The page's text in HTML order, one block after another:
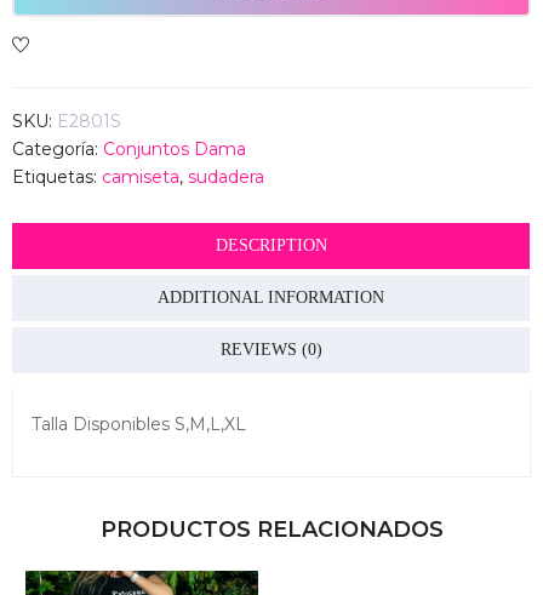
SKU: E2801S
Categoría: Conjuntos Dama
Etiquetas: camiseta, sudadera
DESCRIPTION
ADDITIONAL INFORMATION
REVIEWS (0)
Talla Disponibles S,M,L,XL
PRODUCTOS RELACIONADOS